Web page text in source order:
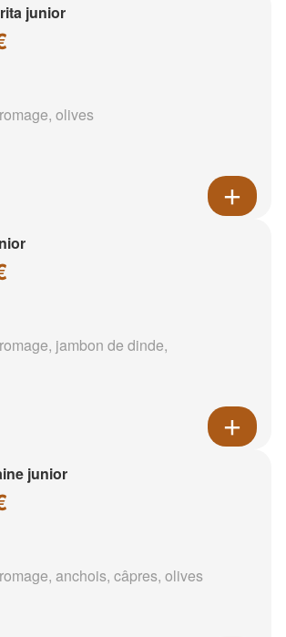
junior
olives
jambon de dinde,
junior
anchois, câpres, olives